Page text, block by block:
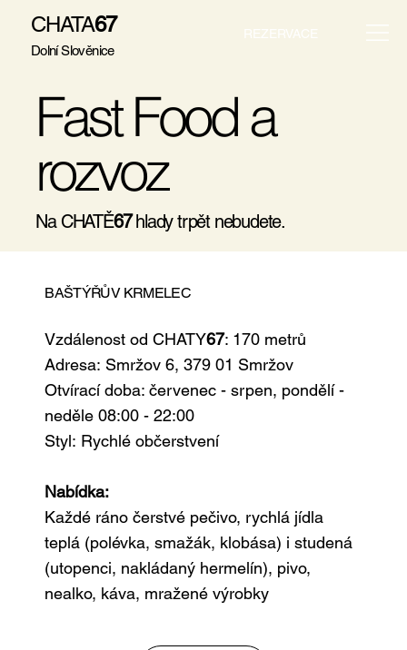
CHATA67
Dolní Slověnice
REZERVACE
Fast Food a
rozvoz
Na CHATĚ67hlady trpět nebudete.
BAŠTÝŘŮV KRMELEC
Vzdálenost od CHATY67: 170 metrů
Adresa: Smržov 6, 379 01 Smržov
Otvírací doba: červenec - srpen, pondělí -
neděle 08:00 - 22:00
Styl: Rychlé občerstvení
Nabídka:
Každé ráno čerstvé pečivo, rychlá jídla
teplá (polévka, smažák, klobása) i studená
(utopenci, nakládaný hermelín), pivo,
nealko, káva, mražené výrobky